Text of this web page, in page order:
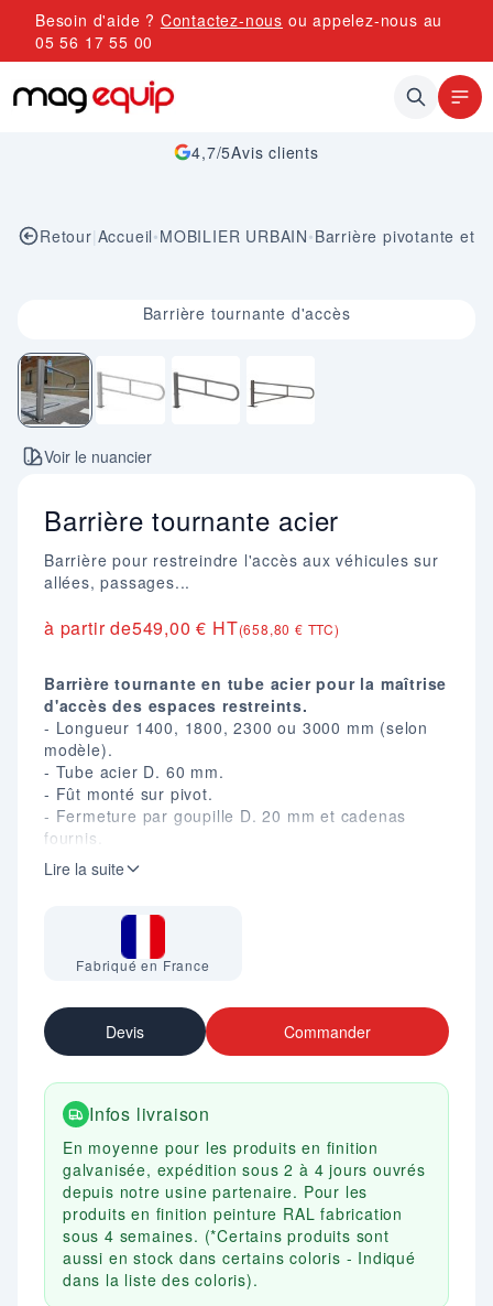
Allez au contenu
Besoin d'aide ? Contactez-nous ou appelez-nous au
05 56 17 55 00
4,7/5Avis clients
Retour|Accueil•MOBILIER URBAIN•Barrière pivotante et
Barrière tournante d'accès
Voir le nuancier
Barrière tournante acier
Barrière pour restreindre l'accès aux véhicules sur
allées, passages...
à partir de549,00 € HT(658,80 € TTC)
Barrière tournante en tube acier pour la maîtrise
d'accès des espaces restreints.
- Longueur 1400, 1800, 2300 ou 3000 mm (selon
modèle).
- Tube acier D. 60 mm.
- Fût monté sur pivot.
- Fermeture par goupille D. 20 mm et cadenas
fournis.
- Blocage possible à 90° en position ouverte.
- Disponible en finition galvanisée ou peinte au
- Fixation sur platine.
- Dim. (mm) : H. 1127.
- Passage utile : 1250, 1660, 2150 et 2930 mm
- En option : Kit de pose pour faciliter la pose.
Lire la suite
Fabriqué en France
Devis Commander
Infos livraison
En moyenne pour les produits en finition
galvanisée, expédition sous 2 à 4 jours ouvrés
depuis notre usine partenaire. Pour les
produits en finition peinture RAL fabrication
sous 4 semaines. (*Certains produits sont
aussi en stock dans certains coloris - Indiqué
dans la liste des coloris).